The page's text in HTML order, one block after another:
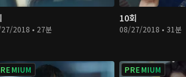
2018 • 27분
10회
08/27/2018 • 31분
PREMIUM